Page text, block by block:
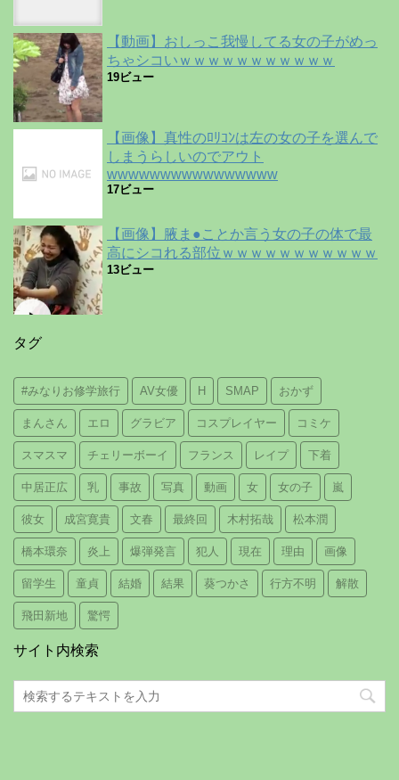
【動画】おしっこ我慢してる女の子がめっ
ちゃシコいｗｗｗｗｗｗｗｗｗｗｗ
19ビュー
【画像】真性のﾛﾘｺﾝは左の女の子を選んで
しまうらしいのでアウト
wwwwwwwwwwwwwwww
17ビュー
【画像】腋ま●ことか言う女の子の体で最
高にシコれる部位ｗｗｗｗｗｗｗｗｗｗｗ
13ビュー
タグ
#みなりお修学旅行 AV女優 H SMAP おかず
まんさん エロ グラビア コスプレイヤー コミケ
スマスマ チェリーボーイ フランス レイプ 下着
中居正広 乳 事故 写真 動画 女 女の子 嵐
彼女 成宮寛貴 文春 最終回 木村拓哉 松本潤
橋本環奈 炎上 爆弾発言 犯人 現在 理由 画像
留学生 童貞 結婚 結果 葵つかさ 行方不明 解散
飛田新地 驚愕
サイト内検索